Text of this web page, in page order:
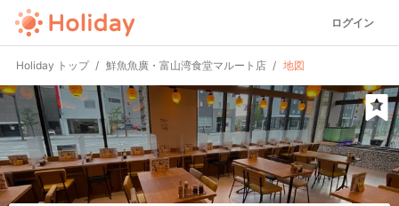
ログイン
Holiday トップ 鮮魚魚廣・富山湾食堂マルート店 地図